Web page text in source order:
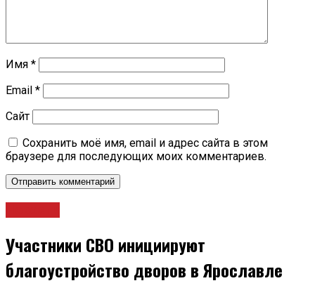
Имя *
Email *
Сайт
Сохранить моё имя, email и адрес сайта в этом
браузере для последующих моих комментариев.
Участники СВО инициируют
благоустройство дворов в Ярославле